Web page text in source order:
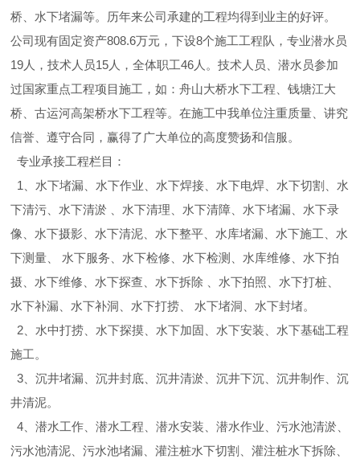
桥、水下堵漏等。历年来公司承建的工程均得到业主的好评。
公司现有固定资产808.6万元，下设8个施工工程队，专业潜水员
19人，技术人员15人，全体职工46人。技术人员、潜水员参加
过国家重点工程项目施工，如：舟山大桥水下工程、钱塘江大
桥、古运河高架桥水下工程等。在施工中我单位注重质量、讲究
信誉、遵守合同，赢得了广大单位的高度赞扬和信服。
专业承接工程栏目：
1、水下堵漏、水下作业、水下焊接、水下电焊、水下切割、水
下清污、水下清淤 、水下清理、水下清障、水下堵漏、水下录
像、水下摄影、水下清泥、水下整平、水库堵漏、水下施工、水
下测量、 水下服务、水下检修、水下检测、水库维修、水下拍
摄、水下维修、水下探查、水下拆除 、水下拍照、水下打桩、
水下补漏、水下补洞、水下打捞、 水下堵洞、水下封堵。
2、水中打捞、水下探摸、水下加固、水下安装、水下基础工程
施工。
3、沉井堵漏、沉井封底、沉井清淤、沉井下沉、沉井制作、沉
井清泥。
4、潜水工作、潜水工程、潜水安装、潜水作业、污水池清淤、
污水池清泥、污水池堵漏、灌注桩水下切割、灌注桩水下拆除、